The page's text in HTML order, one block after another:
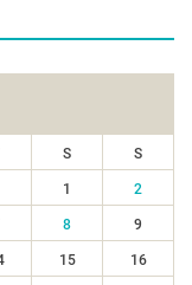
S S
1 2
8 9
15 16